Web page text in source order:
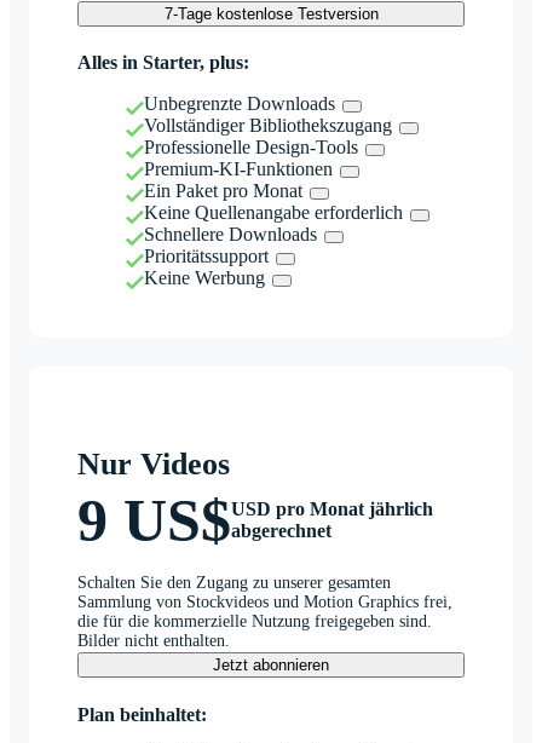
7-Tage kostenlose Testversion
Alles in Starter, plus:
Unbegrenzte Downloads
Vollständiger Bibliothekszugang
Professionelle Design-Tools
Premium-KI-Funktionen
Ein Paket pro Monat
Keine Quellenangabe erforderlich
Schnellere Downloads
Prioritätssupport
Keine Werbung
Nur Videos
9 US$USD pro Monat jährlich
abgerechnet
Schalten Sie den Zugang zu unserer gesamten
Sammlung von Stockvideos und Motion Graphics frei,
die für die kommerzielle Nutzung freigegeben sind.
Bilder nicht enthalten.
Jetzt abonnieren
Plan beinhaltet: